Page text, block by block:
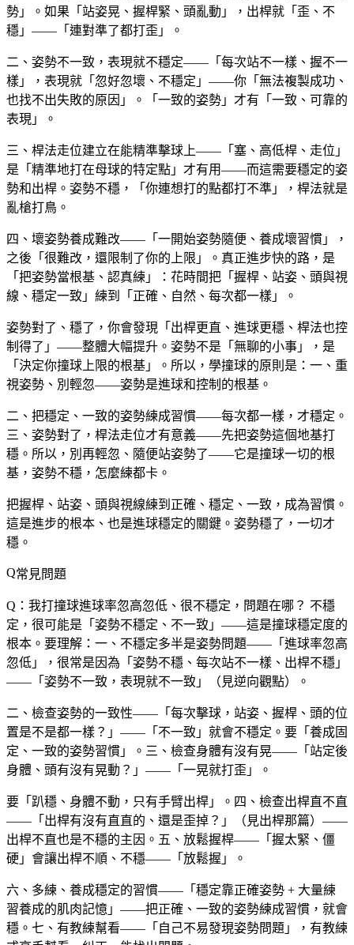
勢」。如果「站姿晃、握桿緊、頭亂動」，出桿就「歪、不
穩」——「連對準了都打歪」。
二、姿勢不一致，表現就不穩定——「每次站不一樣、握不一
樣」，表現就「忽好忽壞、不穩定」——你「無法複製成功、
也找不出失敗的原因」。「一致的姿勢」才有「一致、可靠的
表現」。
三、桿法走位建立在能精準擊球上——「塞、高低桿、走位」
是「精準地打在母球的特定點」才有用——而這需要穩定的姿
勢和出桿。姿勢不穩，「你連想打的點都打不準」，桿法就是
亂槍打鳥。
四、壞姿勢養成難改——「一開始姿勢隨便、養成壞習慣」，
之後「很難改，還限制了你的上限」。真正進步快的路，是
「把姿勢當根基、認真練」：花時間把「握桿、站姿、頭與視
線、穩定一致」練到「正確、自然、每次都一樣」。
姿勢對了、穩了，你會發現「出桿更直、進球更穩、桿法也控
制得了」——整體大幅提升。姿勢不是「無聊的小事」，是
「決定你撞球上限的根基」。所以，學撞球的原則是：一、重
視姿勢、別輕忽——姿勢是進球和控制的根基。
二、把穩定、一致的姿勢練成習慣——每次都一樣，才穩定。
三、姿勢對了，桿法走位才有意義——先把姿勢這個地基打
穩。所以，別再輕忽、隨便站姿勢了——它是撞球一切的根
基，姿勢不穩，怎麼練都卡。
把握桿、站姿、頭與視線練到正確、穩定、一致，成為習慣。
這是進步的根本、也是進球穩定的關鍵。姿勢穩了，一切才
穩。
常見問題
Q：我打撞球進球率忽高忽低、很不穩定，問題在哪？ 不穩
定，很可能是「姿勢不穩定、不一致」——這是撞球穩定度的
根本。要理解：一、不穩定多半是姿勢問題——「進球率忽高
忽低」，很常是因為「姿勢不穩、每次站不一樣、出桿不穩」
——「姿勢不一致，表現就不一致」（見逆向觀點）。
二、檢查姿勢的一致性——「每次擊球，站姿、握桿、頭的位
置是不是都一樣？」——「不一致」就會不穩定。要「養成固
定、一致的姿勢習慣」。三、檢查身體有沒有晃——「站定後
身體、頭有沒有晃動？」——「一晃就打歪」。
要「趴穩、身體不動，只有手臂出桿」。四、檢查出桿直不直
——「出桿有沒有直直的、還是歪掉？」（見出桿那篇）——
出桿不直也是不穩的主因。五、放鬆握桿——「握太緊、僵
硬」會讓出桿不順、不穩——「放鬆握」。
六、多練、養成穩定的習慣——「穩定靠正確姿勢 + 大量練
習養成的肌肉記憶」——把正確、一致的姿勢練成習慣，就會
穩。七、有教練幫看——「自己不易發現姿勢問題」，有教練